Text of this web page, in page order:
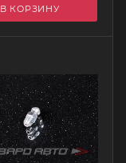
В КОРЗИНУ